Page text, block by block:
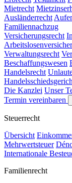
Mietrecht
Ausländerrecht
Familiennachzug
Versicherungsrecht
Verwaltungsrecht
Beschaffungswesen
Handelsrecht
Die Kanzlei Unser
Termin vereinbaren
Steuerrecht
Übersicht
Mehrwertsteuer
Internationale
Familienrecht